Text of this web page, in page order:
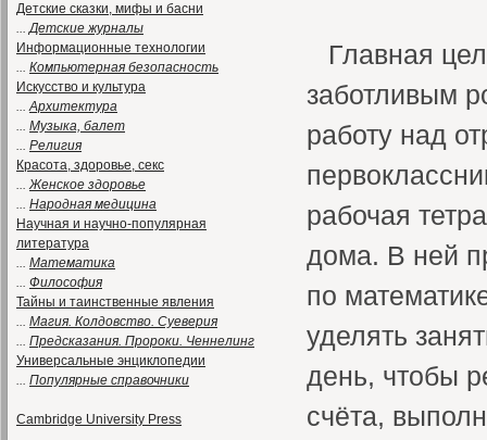
Детские сказки, мифы и басни
...Детские журналы
Информационные технологии
... Компьютерная безопасность
Искусство и культура
...Архитектура
... Музыка, балет
... Религия
Красота, здоровье, секс
...Женское здоровье
... Народная медицина
Научная и научно-популярная
литература
... Математика
... Философия
Тайны и таинственные явления
... Магия. Колдовство. Суеверия
... Предсказания. Пророки. Ченнелинг
Универсальные энциклопедии
... Популярные справочники
Cambridge University Press
Главная
заботливым
работу над
рабочая
дома. В ней
по
уделять
день, чтобы
счёта,